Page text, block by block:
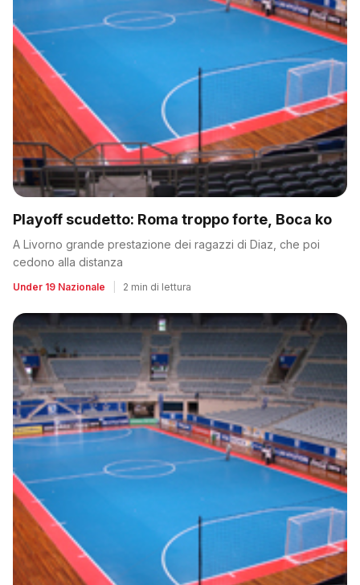
Playoff scudetto: Roma troppo forte, Boca ko
A Livorno grande prestazione dei ragazzi di Diaz, che poi
cedono alla distanza
Under 19 Nazionale 2 min di lettura